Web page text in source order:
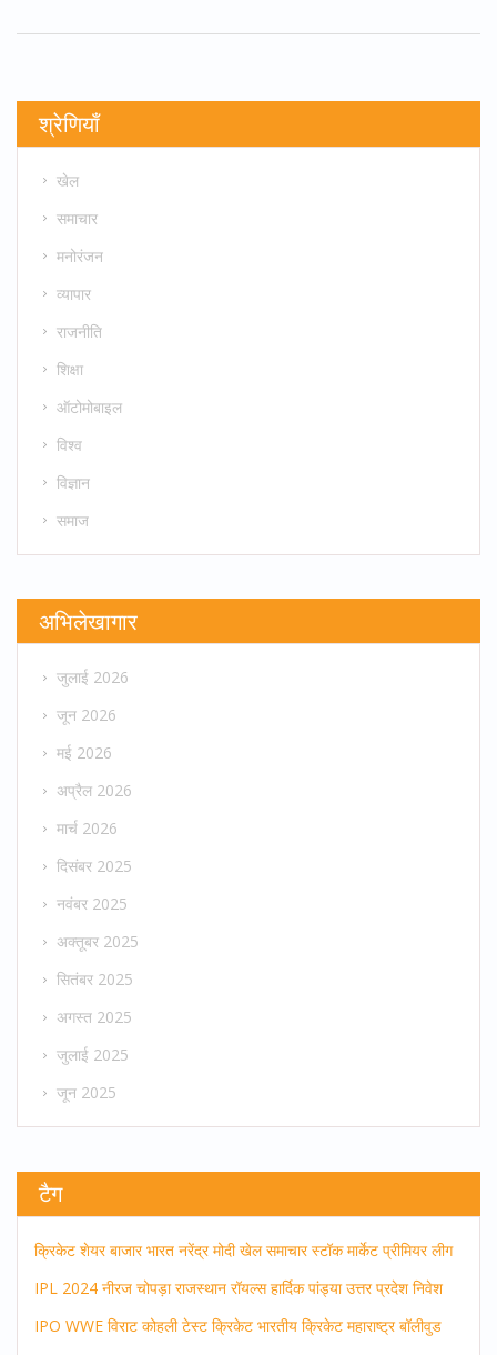
श्रेणियाँ
खेल
समाचार
मनोरंजन
व्यापार
राजनीति
शिक्षा
ऑटोमोबाइल
विश्व
विज्ञान
समाज
अभिलेखागार
जुलाई 2026
जून 2026
मई 2026
अप्रैल 2026
मार्च 2026
दिसंबर 2025
नवंबर 2025
अक्तूबर 2025
सितंबर 2025
अगस्त 2025
जुलाई 2025
जून 2025
टैग
क्रिकेट शेयर बाजार भारत नरेंद्र मोदी खेल समाचार स्टॉक मार्केट प्रीमियर लीग
IPL 2024 नीरज चोपड़ा राजस्थान रॉयल्स हार्दिक पांड्या उत्तर प्रदेश निवेश
IPO WWE विराट कोहली टेस्ट क्रिकेट भारतीय क्रिकेट महाराष्ट्र बॉलीवुड